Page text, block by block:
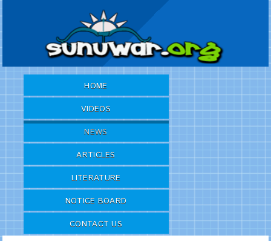
HOME
VIDEOS
NEWS
ARTICLES
LITERATURE
NOTICE BOARD
CONTACT US